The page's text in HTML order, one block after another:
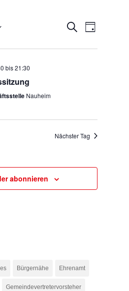
und
Suche
Tag
bis21:30
Nauheim
Nächster Tag
abonnieren
Bürgernähe Ehrenamt
Gemeindevertretervorsteher